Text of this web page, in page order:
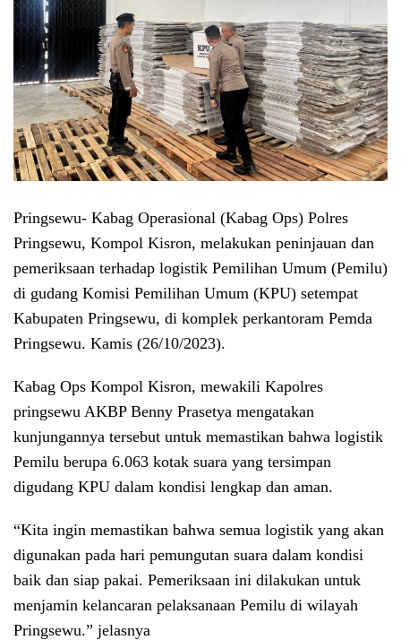
Pringsewu- Kabag Operasional (Kabag Ops) Polres
Pringsewu, Kompol Kisron, melakukan peninjauan dan
pemeriksaan terhadap logistik Pemilihan Umum (Pemilu)
di gudang Komisi Pemilihan Umum (KPU) setempat
Kabupaten Pringsewu, di komplek perkantoram Pemda
Pringsewu. Kamis (26/10/2023).
Kabag Ops Kompol Kisron, mewakili Kapolres
pringsewu AKBP Benny Prasetya mengatakan
kunjungannya tersebut untuk memastikan bahwa logistik
Pemilu berupa 6.063 kotak suara yang tersimpan
digudang KPU dalam kondisi lengkap dan aman.
“Kita ingin memastikan bahwa semua logistik yang akan
digunakan pada hari pemungutan suara dalam kondisi
baik dan siap pakai. Pemeriksaan ini dilakukan untuk
menjamin kelancaran pelaksanaan Pemilu di wilayah
Pringsewu.” jelasnya